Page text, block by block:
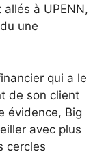
à UPENN,
une
qui a le
de son client
évidence, Big
avec plus
cercles